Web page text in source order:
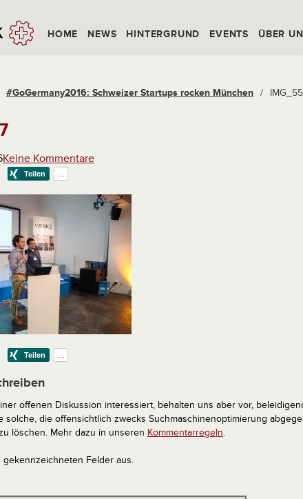
HOME NEWS HINTERGRUND EVENTS ÜBER
#GoGermany2016: Schweizer Startups rocken München /
Keine Kommentare
offenen Diskussion interessiert, behalten uns aber vor,
solche, die offensichtlich zwecks Suchmaschinenoptimierung
löschen. Mehr dazu in unseren Kommentarregeln.
gekennzeichneten Felder aus.